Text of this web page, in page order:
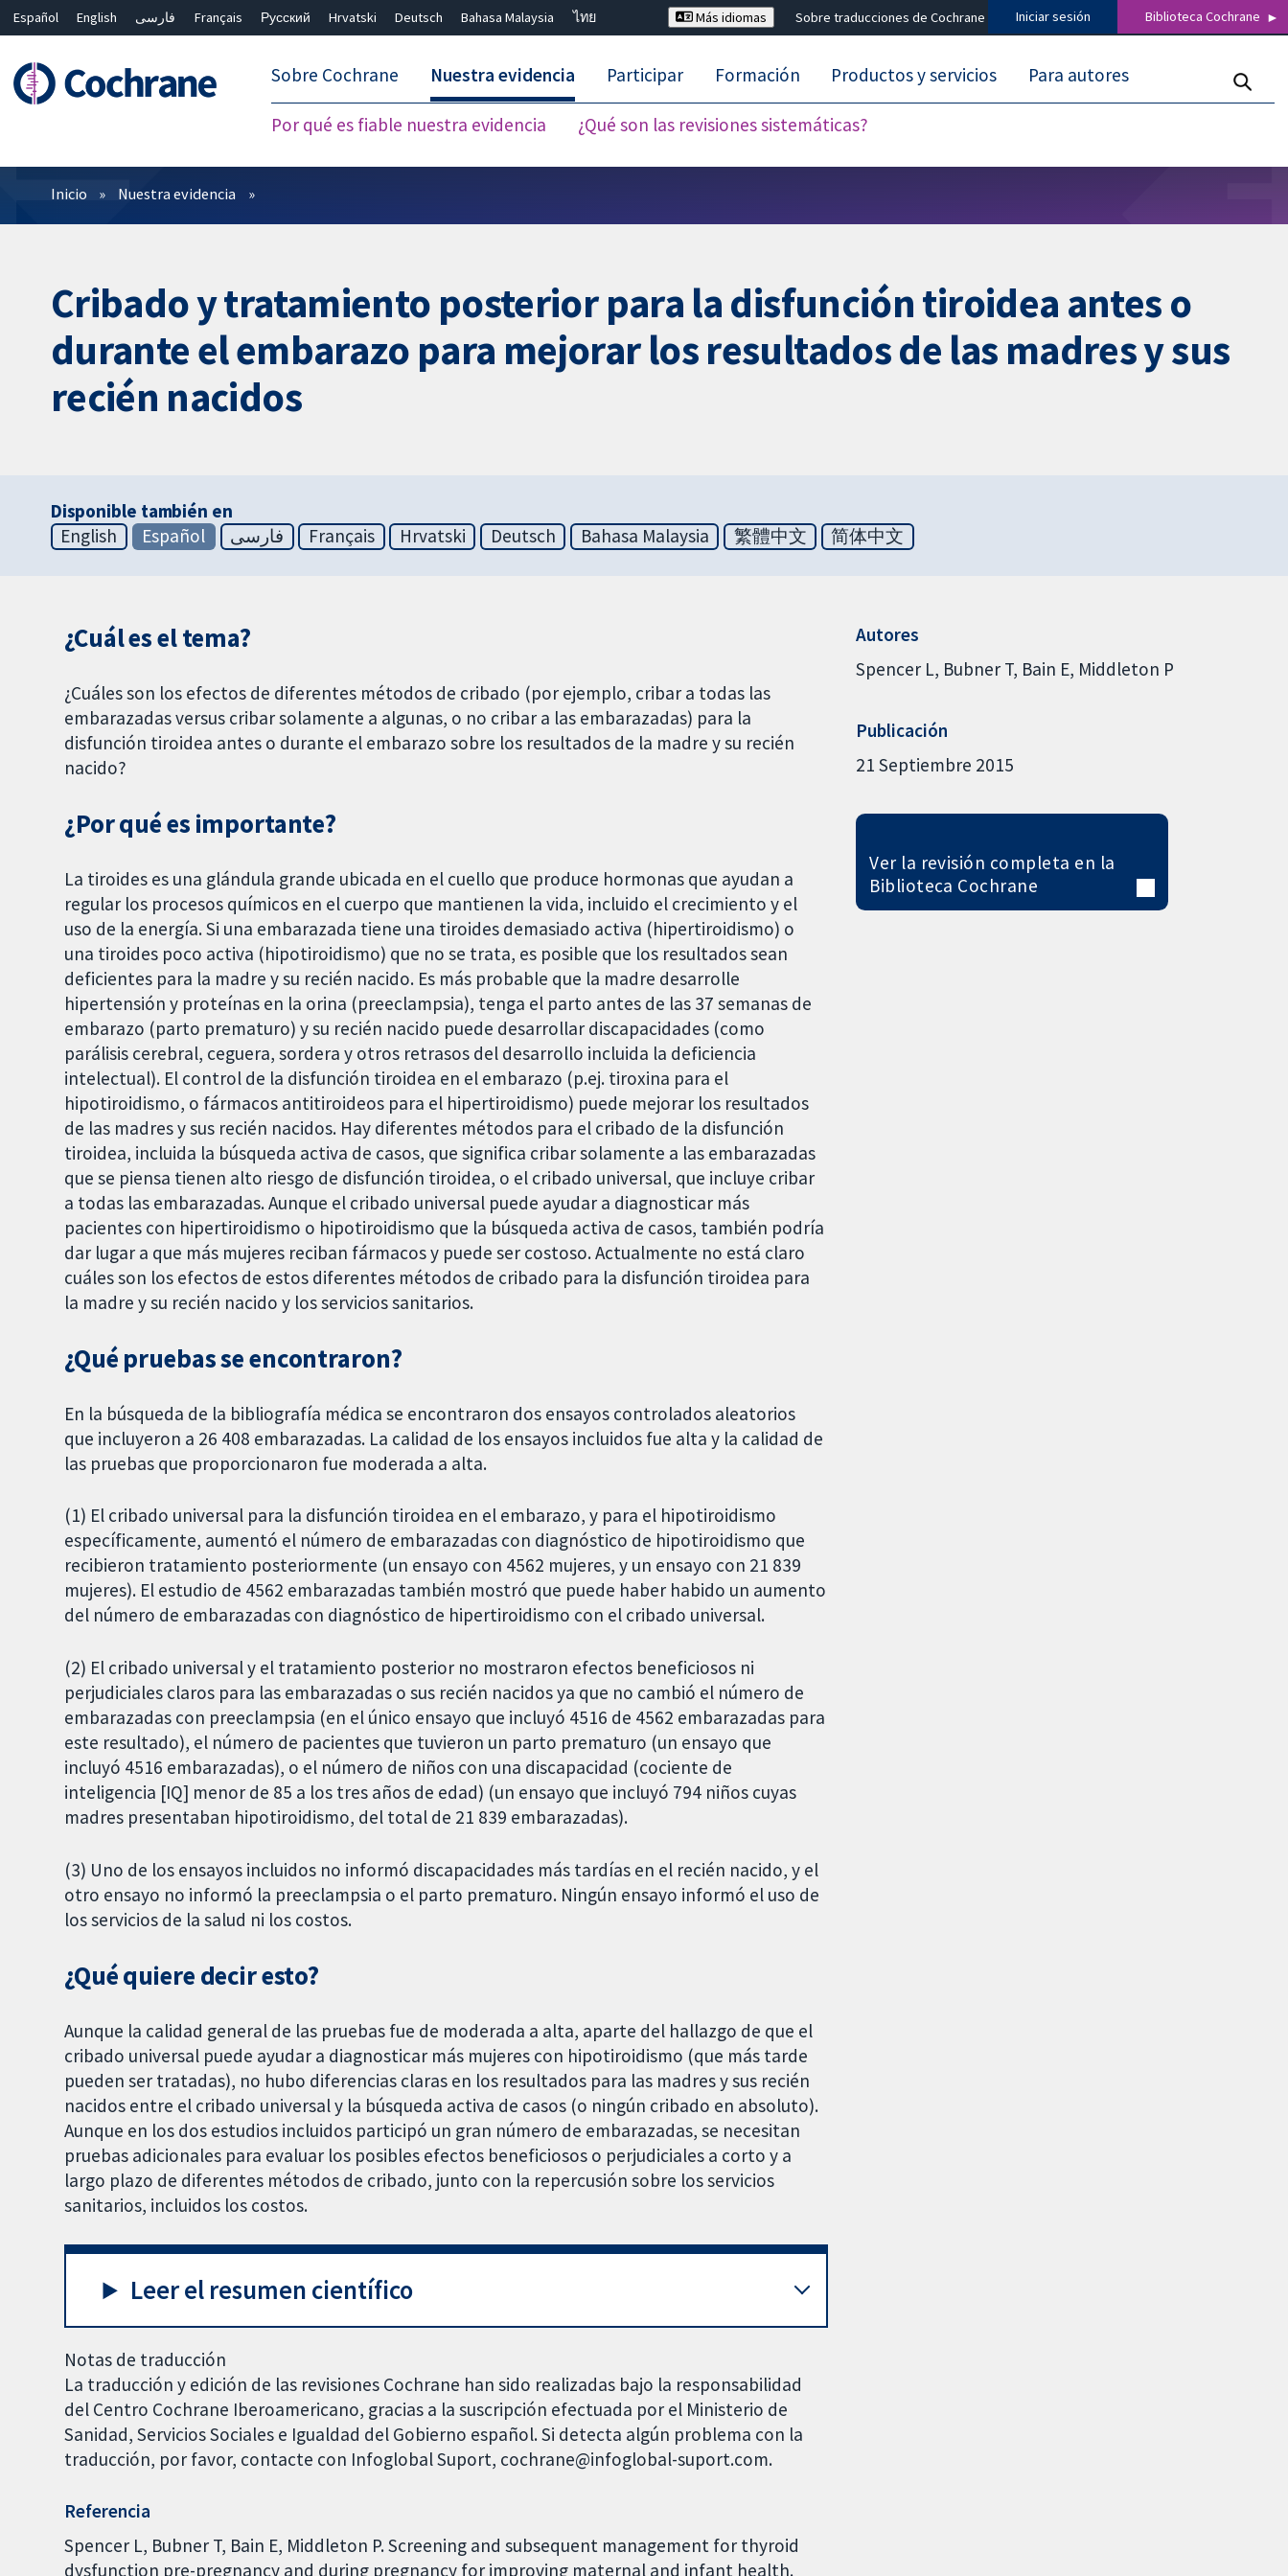
Español English فارسی Français Русский Hrvatski Deutsch Bahasa Malaysia
ไทย
Más idiomas Sobre traducciones de Cochrane Iniciar sesión Biblioteca Cochrane
Sobre Cochrane Nuestra evidencia
Por qué es fiable nuestra evidencia ¿Qué son las revisiones sistemáticas?
Participar Formación Productos y servicios Para autores
Filtros
Inicio Nuestra evidencia
Cribado y tratamiento posterior para la disfunción tiroidea antes o
durante el embarazo para mejorar los resultados de las madres y sus
recién nacidos
Disponible también en
English
Español فارسی Français Hrvatski Deutsch Bahasa Malaysia 繁體中文 简体中文
¿Cuál es el tema?
¿Cuáles son los efectos de diferentes métodos de cribado (por ejemplo, cribar a todas las
embarazadas versus cribar solamente a algunas, o no cribar a las embarazadas) para la
disfunción tiroidea antes o durante el embarazo sobre los resultados de la madre y su recién
nacido?
¿Por qué es importante?
La tiroides es una glándula grande ubicada en el cuello que produce hormonas que ayudan a
regular los procesos químicos en el cuerpo que mantienen la vida, incluido el crecimiento y el
uso de la energía. Si una embarazada tiene una tiroides demasiado activa (hipertiroidismo) o
una tiroides poco activa (hipotiroidismo) que no se trata, es posible que los resultados sean
deficientes para la madre y su recién nacido. Es más probable que la madre desarrolle
hipertensión y proteínas en la orina (preeclampsia), tenga el parto antes de las 37 semanas de
embarazo (parto prematuro) y su recién nacido puede desarrollar discapacidades (como
parálisis cerebral, ceguera, sordera y otros retrasos del desarrollo incluida la deficiencia
intelectual). El control de la disfunción tiroidea en el embarazo (p.ej. tiroxina para el
hipotiroidismo, o fármacos antitiroideos para el hipertiroidismo) puede mejorar los resultados
de las madres y sus recién nacidos. Hay diferentes métodos para el cribado de la disfunción
tiroidea, incluida la búsqueda activa de casos, que significa cribar solamente a las embarazadas
que se piensa tienen alto riesgo de disfunción tiroidea, o el cribado universal, que incluye cribar
a todas las embarazadas. Aunque el cribado universal puede ayudar a diagnosticar más
pacientes con hipertiroidismo o hipotiroidismo que la búsqueda activa de casos, también podría
dar lugar a que más mujeres reciban fármacos y puede ser costoso. Actualmente no está claro
cuáles son los efectos de estos diferentes métodos de cribado para la disfunción tiroidea para
la madre y su recién nacido y los servicios sanitarios.
¿Qué pruebas se encontraron?
En la búsqueda de la bibliografía médica se encontraron dos ensayos controlados aleatorios
que incluyeron a 26 408 embarazadas. La calidad de los ensayos incluidos fue alta y la calidad de
las pruebas que proporcionaron fue moderada a alta.
(1) El cribado universal para la disfunción tiroidea en el embarazo, y para el hipotiroidismo
específicamente, aumentó el número de embarazadas con diagnóstico de hipotiroidismo que
recibieron tratamiento posteriormente (un ensayo con 4562 mujeres, y un ensayo con 21 839
mujeres). El estudio de 4562 embarazadas también mostró que puede haber habido un aumento
del número de embarazadas con diagnóstico de hipertiroidismo con el cribado universal.
(2) El cribado universal y el tratamiento posterior no mostraron efectos beneficiosos ni
perjudiciales claros para las embarazadas o sus recién nacidos ya que no cambió el número de
embarazadas con preeclampsia (en el único ensayo que incluyó 4516 de 4562 embarazadas para
este resultado), el número de pacientes que tuvieron un parto prematuro (un ensayo que
incluyó 4516 embarazadas), o el número de niños con una discapacidad (cociente de
inteligencia [IQ] menor de 85 a los tres años de edad) (un ensayo que incluyó 794 niños cuyas
madres presentaban hipotiroidismo, del total de 21 839 embarazadas).
(3) Uno de los ensayos incluidos no informó discapacidades más tardías en el recién nacido, y el
otro ensayo no informó la preeclampsia o el parto prematuro. Ningún ensayo informó el uso de
los servicios de la salud ni los costos.
¿Qué quiere decir esto?
Aunque la calidad general de las pruebas fue de moderada a alta, aparte del hallazgo de que el
cribado universal puede ayudar a diagnosticar más mujeres con hipotiroidismo (que más tarde
pueden ser tratadas), no hubo diferencias claras en los resultados para las madres y sus recién
nacidos entre el cribado universal y la búsqueda activa de casos (o ningún cribado en absoluto).
Aunque en los dos estudios incluidos participó un gran número de embarazadas, se necesitan
pruebas adicionales para evaluar los posibles efectos beneficiosos o perjudiciales a corto y a
largo plazo de diferentes métodos de cribado, junto con la repercusión sobre los servicios
sanitarios, incluidos los costos.
Leer el resumen científico
Notas de traducción
La traducción y edición de las revisiones Cochrane han sido realizadas bajo la responsabilidad
del Centro Cochrane Iberoamericano, gracias a la suscripción efectuada por el Ministerio de
Sanidad, Servicios Sociales e Igualdad del Gobierno español. Si detecta algún problema con la
traducción, por favor, contacte con Infoglobal Suport, cochrane@infoglobal-suport.com.
Referencia
Spencer L, Bubner T, Bain E, Middleton P. Screening and subsequent management for thyroid
dysfunction pre-pregnancy and during pregnancy for improving maternal and infant health.
Autores
Spencer L Bubner T Bain E Middleton P
Publicación
21 Septiembre 2015
Ver la revisión completa en la
Biblioteca Cochrane